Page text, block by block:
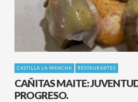
CASTILLA LA MANCHA RESTAURANTES
CAÑITAS MAITE:
PROGRESO.